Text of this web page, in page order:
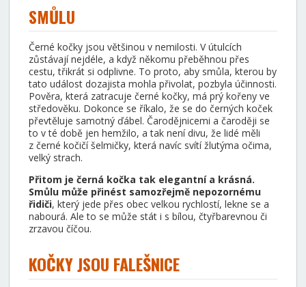
SMŮLU
Černé kočky jsou většinou v nemilosti. V útulcích
zůstávají nejdéle, a když někomu přeběhnou přes
cestu, třikrát si odplivne. To proto, aby smůla, kterou by
tato událost dozajista mohla přivolat, pozbyla účinnosti.
Pověra, která zatracuje černé kočky, má prý kořeny ve
středověku. Dokonce se říkalo, že se do černých koček
převtěluje samotný ďábel. Čarodějnicemi a čaroději se
to v té době jen hemžilo, a tak není divu, že lidé měli
z černé kočičí šelmičky, která navíc svítí žlutýma očima,
velký strach.
Přitom je černá kočka tak elegantní a krásná.
Smůlu může přinést samozřejmě nepozornému
řidiči, který jede přes obec velkou rychlostí, lekne se a
nabourá. Ale to se může stát i s bílou, čtyřbarevnou či
zrzavou číčou.
KOČKY JSOU FALEŠNICE